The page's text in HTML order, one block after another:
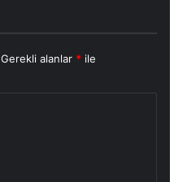
Gerekli alanlar * ile